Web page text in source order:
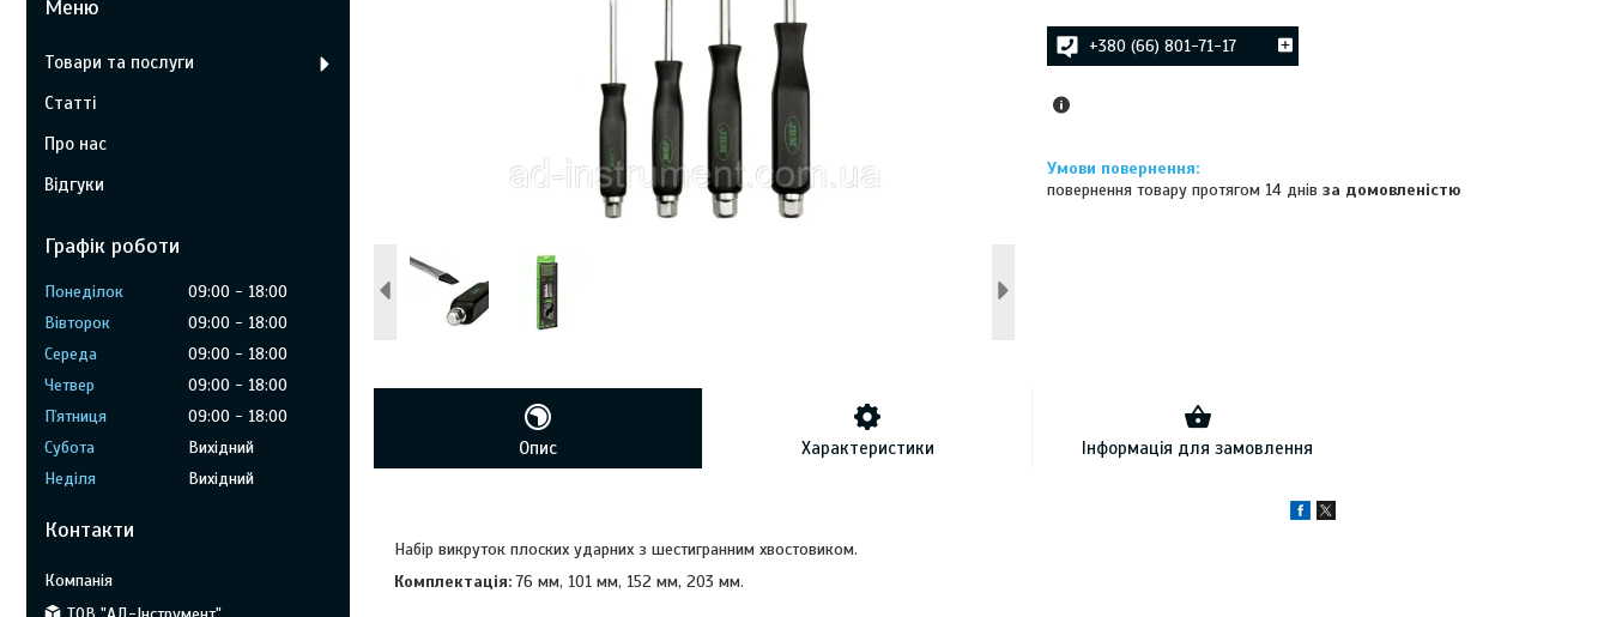
+380 (66) 801-71-17
повернення товару протягом 14 днівза домовленістю
Опис Характеристики Інформація для замовлення
Набір викруток плоских ударних з шестигранним хвостовиком.
Комплектація:76 мм, 101 мм, 152 мм, 203 мм.
Товари та послуги
Статті
Про нас
Відгуки
Графік роботи
Понеділок 09:00
18:00
Вівторок
09:00
18:00
Середа
09:00
18:00
Четвер
09:00
18:00
Пʼятниця
09:00
18:00
Субота
Вихідний
Неділя
Вихідний
Контакти